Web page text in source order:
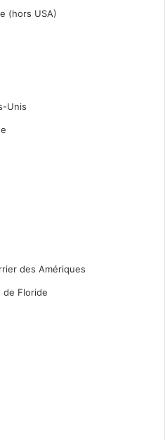
(hors USA)
Unis
des Amériques
de Floride